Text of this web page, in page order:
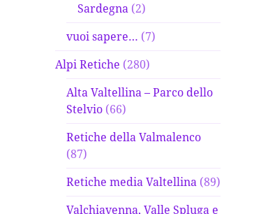
Sardegna (2)
vuoi sapere… (7)
Alpi Retiche (280)
Alta Valtellina – Parco dello
Stelvio (66)
Retiche della Valmalenco
(87)
Retiche media Valtellina (89)
Valchiavenna, Valle Spluga e